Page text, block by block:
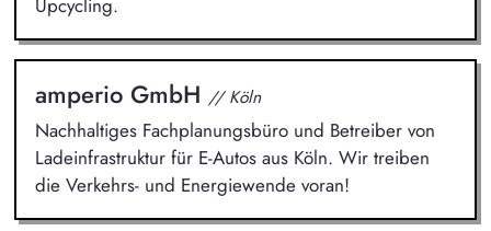
Upcycling.
amperio GmbH // Köln
Nachhaltiges Fachplanungsbüro und Betreiber von
Ladeinfrastruktur für E-Autos aus Köln. Wir treiben
die Verkehrs- und Energiewende voran!